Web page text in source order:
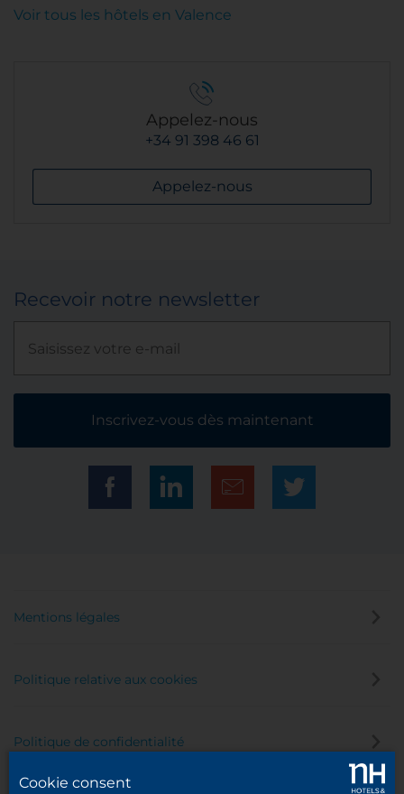
Voir tous les hôtels en Valence
Appelez-nous
+34 91 398 46 61
Appelez-nous
Recevoir notre newsletter
Inscrivez-vous dès maintenant
Mentions légales
Politique relative aux cookies
Politique de confidentialité
Cookie consent